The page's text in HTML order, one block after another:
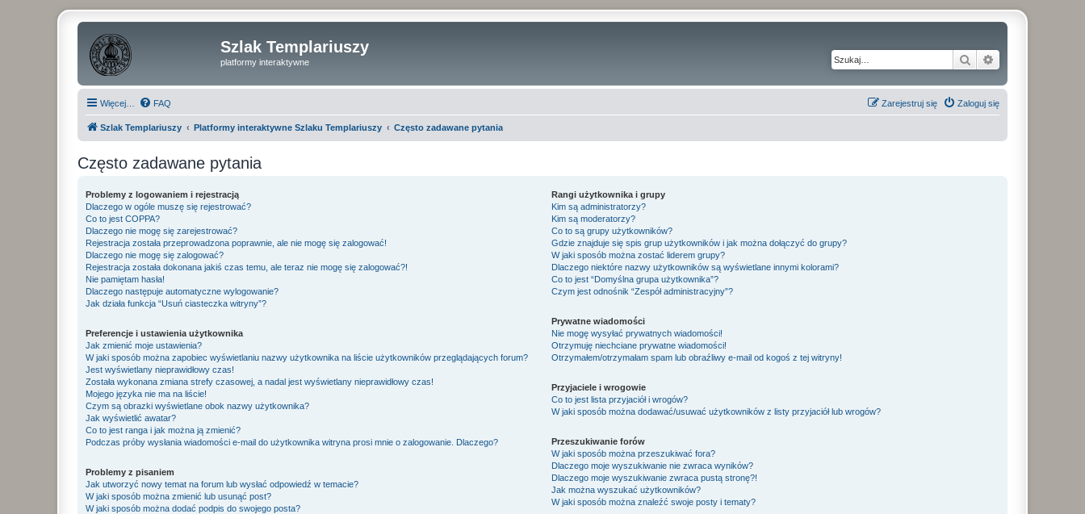
Szlak Templariuszy
platformy interaktywne Szukaj
Więcej… FAQ Zaloguj się
Zarejestruj się
Szlak Templariuszy Platformy interaktywne Szlaku Templariuszy Często zadawane pytania
Często zadawane pytania
Problemy z logowaniem i rejestracją
Dlaczego w ogóle muszę się rejestrować?
Co to jest COPPA?
Dlaczego nie mogę się zarejestrować?
Rejestracja została przeprowadzona poprawnie, ale nie mogę się zalogować!
Dlaczego nie mogę się zalogować?
Rejestracja została dokonana jakiś czas temu, ale teraz nie mogę się zalogować?!
Nie pamiętam hasła!
Dlaczego następuje automatyczne wylogowanie?
Jak działa funkcja “Usuń ciasteczka witryny”?
Preferencje i ustawienia użytkownika
Jak zmienić moje ustawienia?
W jaki sposób można zapobiec wyświetlaniu nazwy użytkownika na liście użytkowników przeglądających forum?
Jest wyświetlany nieprawidłowy czas!
Została wykonana zmiana strefy czasowej, a nadal jest wyświetlany nieprawidłowy czas!
Mojego języka nie ma na liście!
Czym są obrazki wyświetlane obok nazwy użytkownika?
Jak wyświetlić awatar?
Co to jest ranga i jak można ją zmienić?
Podczas próby wysłania wiadomości e-mail do użytkownika witryna prosi mnie o zalogowanie. Dlaczego?
Problemy z pisaniem
Jak utworzyć nowy temat na forum lub wysłać odpowiedź w temacie?
W jaki sposób można zmienić lub usunąć post?
W jaki sposób można dodać podpis do swojego posta?
Rangi użytkownika i grupy
Kim są administratorzy?
Kim są moderatorzy?
Co to są grupy użytkowników?
Gdzie znajduje się spis grup użytkowników i jak można dołączyć do grupy?
W jaki sposób można zostać liderem grupy?
Dlaczego niektóre nazwy użytkowników są wyświetlane innymi kolorami?
Co to jest “Domyślna grupa użytkownika”?
Czym jest odnośnik “Zespół administracyjny”?
Prywatne wiadomości
Nie mogę wysyłać prywatnych wiadomości!
Otrzymuję niechciane prywatne wiadomości!
Otrzymałem/otrzymałam spam lub obraźliwy e-mail od kogoś z tej witryny!
Przyjaciele i wrogowie
Co to jest lista przyjaciół i wrogów?
W jaki sposób można dodawać/usuwać użytkowników z listy przyjaciół lub wrogów?
Przeszukiwanie forów
W jaki sposób można przeszukiwać fora?
Dlaczego moje wyszukiwanie nie zwraca wyników?
Dlaczego moje wyszukiwanie zwraca pustą stronę?!
Jak można wyszukać użytkowników?
W jaki sposób można znaleźć swoje posty i tematy?